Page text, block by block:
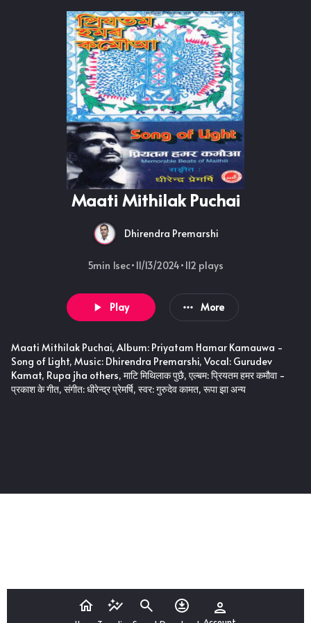
Maati Mithilak Puchai
Dhirendra Premarshi
5min 1sec• 11/13/2024• 112 plays
Play More
Maati Mithilak Puchai, Album: Priyatam Hamar Kamauwa -
Song of Light, Music: Dhirendra Premarshi, Vocal: Gurudev
Kamat, Rupa jha others, माटि मिथिलाक पुछै, एल्बम: प्रियतम हमर कमौवा -
प्रकाश के गीत, संगीत: धीरेन्द्र प्रेमर्षि, स्वर: गुरुदेव कामत, रूपा झा अन्य